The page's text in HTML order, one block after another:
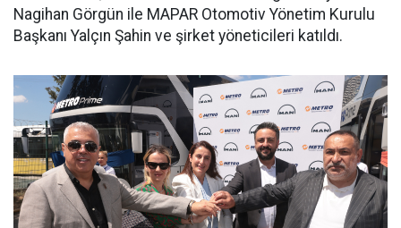
Nagihan Görgün ile MAPAR Otomotiv Yönetim Kurulu
Başkanı Yalçın Şahin ve şirket yöneticileri katıldı.